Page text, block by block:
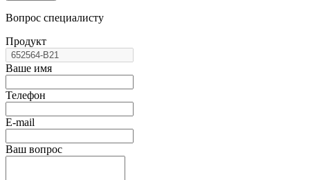
Вопрос специалисту
Продукт
Ваше имя
Телефон
E-mail
Ваш вопрос